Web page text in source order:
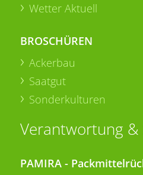
Wetter Aktuell
BROSCHÜREN
Ackerbau
Saatgut
Sonderkulturen
Verantwortung &
PAMIRA -